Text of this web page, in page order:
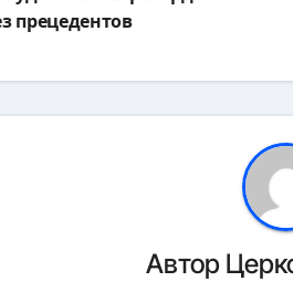
прецедентов
Автор